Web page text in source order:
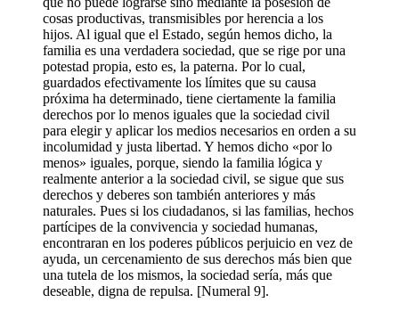
cosas productivas, transmisibles por herencia a los
hijos. Al igual que el Estado, según hemos dicho, la
familia es una verdadera sociedad, que se rige por una
potestad propia, esto es, la paterna. Por lo cual,
guardados efectivamente los límites que su causa
próxima ha determinado, tiene ciertamente la familia
derechos por lo menos iguales que la sociedad civil
para elegir y aplicar los medios necesarios en orden a su
incolumidad y justa libertad. Y hemos dicho «por lo
menos» iguales, porque, siendo la familia lógica y
realmente anterior a la sociedad civil, se sigue que sus
derechos y deberes son también anteriores y más
naturales. Pues si los ciudadanos, si las familias, hechos
partícipes de la convivencia y sociedad humanas,
encontraran en los poderes públicos perjuicio en vez de
ayuda, un cercenamiento de sus derechos más bien que
una tutela de los mismos, la sociedad sería, más que
deseable, digna de repulsa. [Numeral 9].